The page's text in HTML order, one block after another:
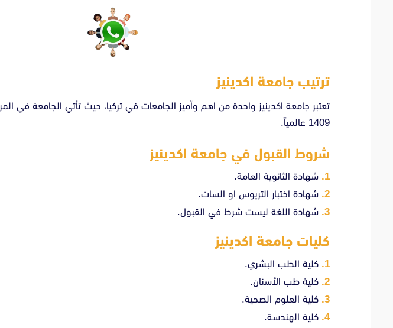
ترتيب جامعة اكدينيز
1409 عالمياً.
شروط القبول في جامعة اكدينيز
شهادة الثانوية العامة.
شهادة اختبار التريوس او السات.
شهادة اللغة ليست شرط في القبول.
كليات جامعة اكدينيز
كلية الطب البشري.
كلية طب الأسنان.
كلية العلوم الصحية.
كلية الهندسة.